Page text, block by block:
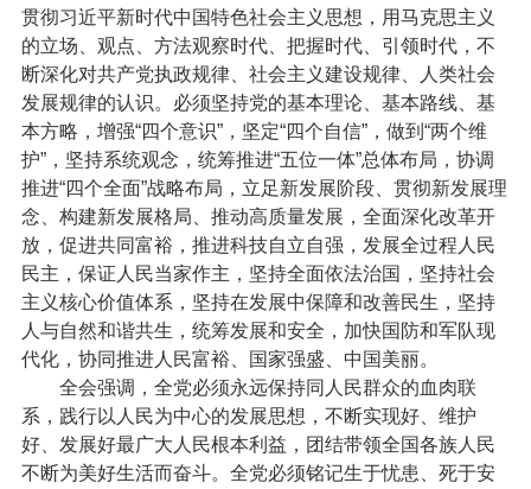
贯彻习近平新时代中国特色社会主义思想，用马克思主义
的立场、观点、方法观察时代、把握时代、引领时代，不
断深化对共产党执政规律、社会主义建设规律、人类社会
发展规律的认识。必须坚持党的基本理论、基本路线、基
本方略，增强“四个意识”，坚定“四个自信”，做到“两个维
护”，坚持系统观念，统筹推进“五位一体”总体布局，协调
推进“四个全面”战略布局，立足新发展阶段、贯彻新发展理
念、构建新发展格局、推动高质量发展，全面深化改革开
放，促进共同富裕，推进科技自立自强，发展全过程人民
民主，保证人民当家作主，坚持全面依法治国，坚持社会
主义核心价值体系，坚持在发展中保障和改善民生，坚持
人与自然和谐共生，统筹发展和安全，加快国防和军队现
代化，协同推进人民富裕、国家强盛、中国美丽。
全会强调，全党必须永远保持同人民群众的血肉联
系，践行以人民为中心的发展思想，不断实现好、维护
好、发展好最广大人民根本利益，团结带领全国各族人民
不断为美好生活而奋斗。全党必须铭记生于忧患、死于安